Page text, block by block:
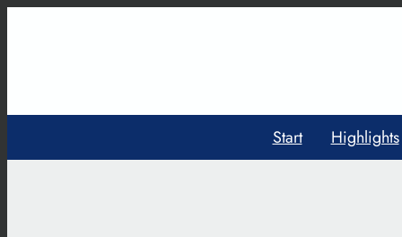
Start Highlights